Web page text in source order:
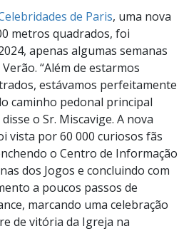
de Paris, uma nova
metros quadrados, foi
apenas algumas semanas
“Além de estarmos
estávamos perfeitamente
caminho pedonal principal
o Sr. Miscavige. A nova
vista por 60 000 curiosos fãs
o Centro de Informação
dos Jogos e concluindo com
a poucos passos de
marcando uma celebração
de vitória da Igreja na